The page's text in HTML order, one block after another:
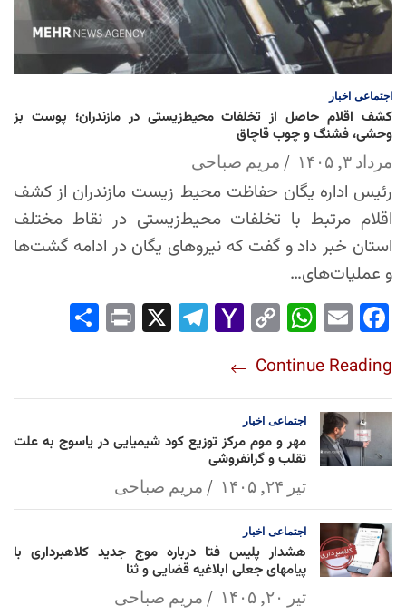
اجتماعی اخبار
کشف اقلام حاصل از تخلفات محیط‌زیستی در مازندران؛ پوست بز
وحشی، فشنگ و چوب قاچاق
مرداد ۳, ۱۴۰۵ مریم صباحی
رئیس اداره یگان حفاظت محیط زیست مازندران از کشف
اقلام مرتبط با تخلفات محیط‌زیستی در نقاط مختلف
استان خبر داد و گفت که نیروهای یگان در ادامه گشت‌ها
و عملیات‌های…
Fac
ok
Em
Wh
Ap
p
Co
Lin
k
Yah
l
Tel
Pri
Continue Reading
اجتماعی اخبار
مهر و موم مرکز توزیع کود شیمیایی در یاسوج به علت
تقلب و گرانفروشی
تیر ۲۴, ۱۴۰۵ مریم صباحی
اجتماعی اخبار
هشدار پلیس فتا درباره موج جدید کلاهبرداری با
پیامهای جعلی ابلاغیه قضایی و ثنا
تیر ۲۰, ۱۴۰۵ مریم صباحی